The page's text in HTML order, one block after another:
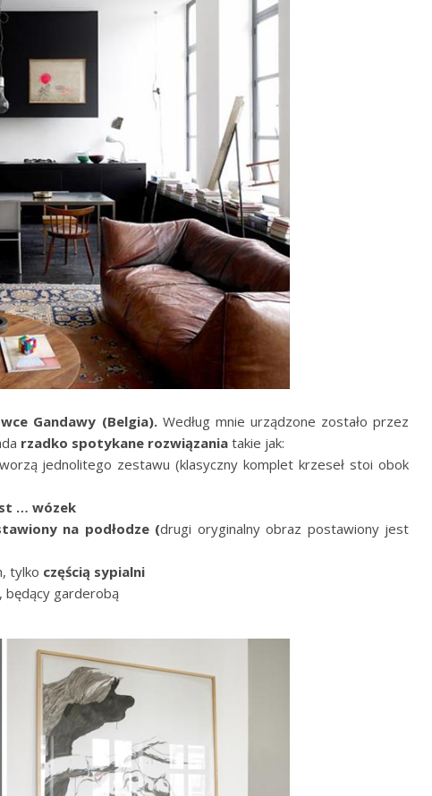
Gandawy (Belgia).Według mnie urządzone zostało przez
rzadko spotykane rozwiązania takie jak:
jednolitego zestawu (klasyczny komplet krzeseł stoi obok
… wózek
na podłodze (drugi oryginalny obraz postawiony jest
tylko częścią sypialni
, będący garderobą